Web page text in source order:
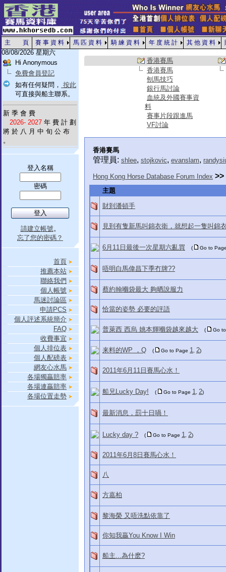
主 頁 賽 事 資 料 馬 匹 資 料 騎 練 資 料 年 度 統 計 其 他 資 料
08/08/2026 星期六
Hi Anonymous
免費會員登記
如有任何疑問， 按此
可直接與船主聯系。
新 季 會 費
2026- 2027 年 費 計 劃
將 於 八 月 中 旬 公 布
。
登入名稱
密碼
請建立帳號。
忘了您的密碼？
首頁
推薦本站
聯絡我們
個人帳號
馬迷討論區
申請PCS
個人評述系統簡介
FAQ
收費事宜
個人排位表
個人配磅表
網友心水馬
各場獨贏賠率
各場連贏賠率
各場位置走勢
香港賽馬
香港賽馬
刨馬技巧
銀行馬討論
血統及外國賽事資
料
賽事片段跟進馬
VF討論
香港賽馬
管理員: shlee, stojkovic, evanslam,
Hong Kong Horse Database Forum Index >>
主題
財到潘頓手
見到有隻新馬叫錦衣衛，就想起一隻叫錦
6月11日最後一次星期六亂買 ( Go to
唔明白馬偉昌下季冇牌??
蔡約翰嗰袋最大 夠晒說服力
恰當的姿勢 必要的評語
普萊西 西烏 姚本輝嗰袋越來越大 ( Go
来料的WP ，Q ( Go to Page 1 2)
2011年6月11日賽馬心水！
船兄Lucky Day! ( Go to Page 1 2)
最新消息，罰十日喎！
Lucky day ? ( Go to Page 1 2)
2011年6月8日賽馬心水！
八
方嘉柏
黎海榮 又唔洗點依靠了
你知我贏You Know I Win
船主...為什麽?